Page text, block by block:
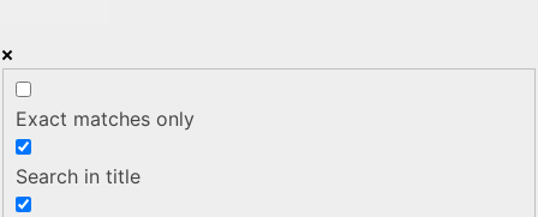
Exact matches only
Search in title